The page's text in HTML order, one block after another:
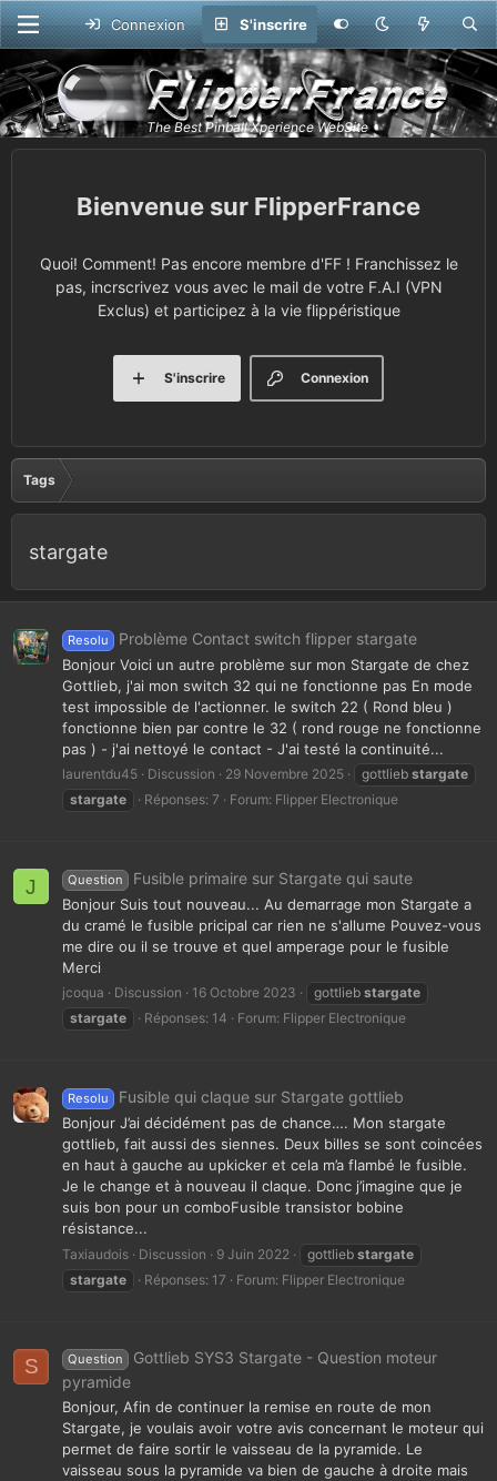
Connexion S'inscrire
FlipperFrance
Quoi! Comment! Pas encore membre d'FF ! Franchissez le
pas, incrscrivez vous avec le mail de votre F.A.I (VPN
Exclus) et participez à la vie flippéristique
Connexion
S'inscrire
Tags
stargate
Resolu Problème Contact switch flipper stargate
Bonjour Voici un autre problème sur mon Stargate de chez
Gottlieb, j'ai mon switch 32 qui ne fonctionne pas En mode
test impossible de l'actionner. le switch 22 ( Rond bleu )
fonctionne bien par contre le 32 ( rond rouge ne fonctionne
pas ) - j'ai nettoyé le contact - J'ai testé la continuité...
laurentdu45 Discussion 29 Novembre 2025 gottlieb stargate
stargate
Réponses: 7 Forum: Flipper Electronique
J Question Fusible primaire sur Stargate qui saute
Bonjour Suis tout nouveau... Au demarrage mon Stargate a
du cramé le fusible pricipal car rien ne s'allume Pouvez-vous
me dire ou il se trouve et quel amperage pour le fusible
Merci
jcoqua Discussion 16 Octobre 2023 gottlieb stargate
stargate
Réponses: 14 Forum: Flipper Electronique
Resolu Fusible qui claque sur Stargate gottlieb
Bonjour J’ai décidément pas de chance…. Mon stargate
gottlieb, fait aussi des siennes. Deux billes se sont coincées
en haut à gauche au upkicker et cela m’a flambé le fusible.
Je le change et à nouveau il claque. Donc j’imagine que je
suis bon pour un comboFusible transistor bobine
résistance...
Taxiaudois Discussion 9 Juin 2022 gottlieb stargate
stargate
Réponses: 17 Forum: Flipper Electronique
S Question
Gottlieb SYS3 Stargate - Question moteur
pyramide
Bonjour, Afin de continuer la remise en route de mon
Stargate, je voulais avoir votre avis concernant le moteur qui
permet de faire sortir le vaisseau de la pyramide. Le
vaisseau sous la pyramide va bien de gauche à droite mais